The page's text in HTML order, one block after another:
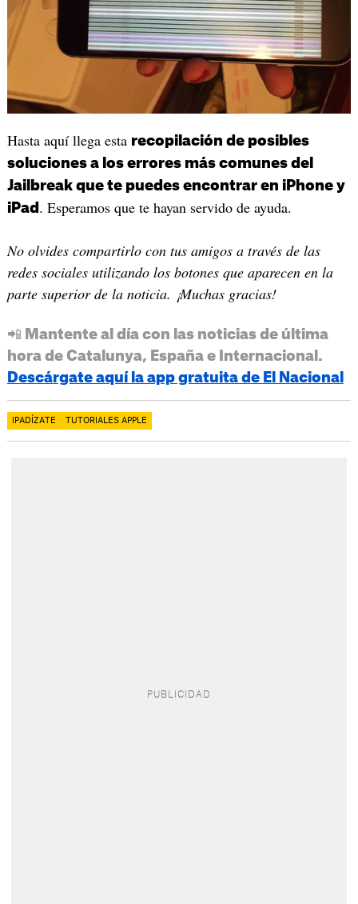
Hasta aquí llega esta recopilación de posibles
soluciones a los errores más comunes del
Jailbreak que te puedes encontrar en iPhone y
iPad . Esperamos que te hayan servido de ayuda.
No olvides compartirlo con tus amigos a través de las
redes sociales utilizando los botones que aparecen en la
parte superior de la noticia. ¡Muchas gracias!
📲 Mantente al día con las noticias de última
hora de Catalunya, España e Internacional.
Descárgate aquí la app gratuita de El Nacional
IPADÍZATE TUTORIALES APPLE